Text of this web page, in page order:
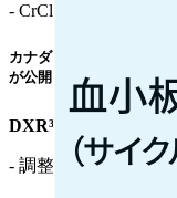
- CrCl<10mL/min :
カナダ･ブリティッシュ
が公開しているBC
DXR³⁾ :
- 調整不要